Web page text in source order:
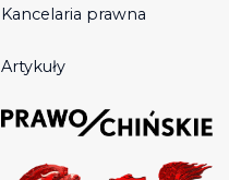
Kancelaria prawna
Artykuły